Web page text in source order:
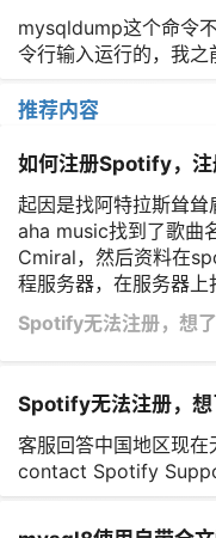
mysqldump这个命令
令行输入运行的，我之
推荐内容
如何注册Spotify，注
起因是找阿特拉斯耸
aha music找到了歌曲
Cmiral，然后资料在
程服务器，在服务器上
Spotify无法注册，想
Spotify无法注册，想
客服回答中国地区现
contact Spotify